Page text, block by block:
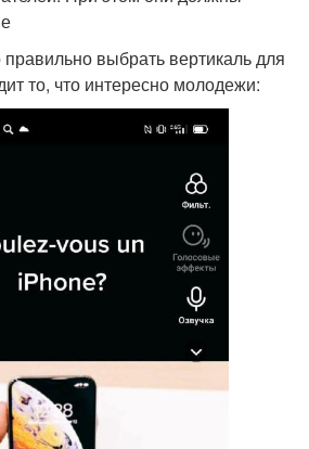
выбрать вертикаль для
то, что интересно молодежи: